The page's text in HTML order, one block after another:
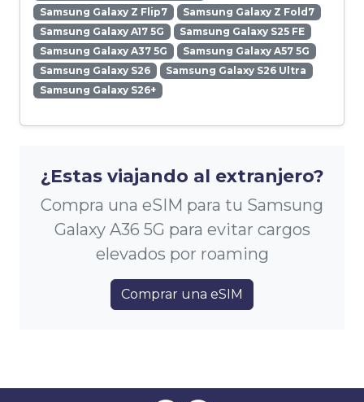
Samsung Galaxy Z Flip7
Samsung Galaxy Z Fold7
Samsung Galaxy A17 5G
Samsung Galaxy S25 FE
Samsung Galaxy A37 5G
Samsung Galaxy A57 5G
Samsung Galaxy S26
Samsung Galaxy S26 Ultra
Samsung Galaxy S26+
¿Estas viajando al extranjero?
Compra una eSIM para tu Samsung
Galaxy A36 5G para evitar cargos
elevados por roaming
Comprar una eSIM